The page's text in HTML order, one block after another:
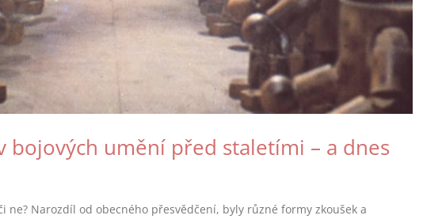
bojových umění před staletími – a dnes
ne? Narozdíl od obecného přesvědčení, byly různé formy zkoušek a